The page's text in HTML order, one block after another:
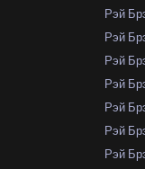
Рэй
Рэй
Рэй
Рэй
Рэй
Рэй
Рэй